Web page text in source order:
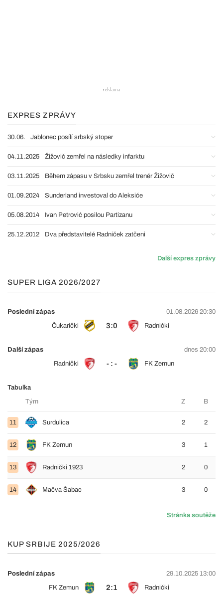
EXPRES ZPRÁVY
30.06. Jablonec posílí srbský stoper
04.11.2025 Žižovič zemřel na následky infarktu
03.11.2025 Během zápasu v Srbsku zemřel trenér Žižovič
01.09.2024 Sunderland investoval do Aleksiće
05.08.2014 Ivan Petrović posilou Partizanu
25.12.2012 Dva představitelé Radniček zatčeni
Další expres zprávy
SUPER LIGA 2026/2027
Poslední zápas
01.08.2026 20:30
Čukarički
3:0 Radnički
Další zápas
dnes 20:00
Radnički
- : - FK Zemun
Tabulka
Tým
Z B
11 Surdulica 2 2
12 FK Zemun 3 1
13 Radnički 1923 2 0
14 Mačva Šabac 3 0
Stránka soutěže
KUP SRBIJE 2025/2026
Poslední zápas
29.10.2025 13:00
FK Zemun
2:1 Radnički